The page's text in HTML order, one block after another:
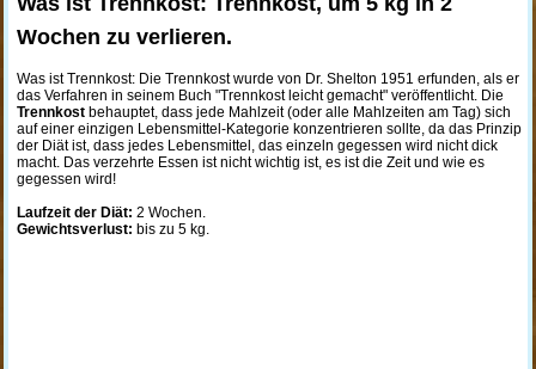
Wochen zu verlieren.
Was ist Trennkost: Die Trennkost wurde von Dr. Shelton 1951 erfunden, als er
das Verfahren in seinem Buch "Trennkost leicht gemacht" veröffentlicht. Die
Trennkostbehauptet, dass jede Mahlzeit (oder alle Mahlzeiten am Tag) sich
auf einer einzigen Lebensmittel-Kategorie konzentrieren sollte, da das Prinzip
der Diät ist, dass jedes Lebensmittel, das einzeln gegessen wird nicht dick
macht. Das verzehrte Essen ist nicht wichtig ist, es ist die Zeit und wie es
gegessen wird!
Laufzeit der Diät: 2 Wochen.
Gewichtsverlust: bis zu 5 kg.